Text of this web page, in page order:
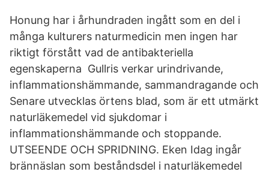
Honung har i århundraden ingått som en del i
många kulturers naturmedicin men ingen har
riktigt förstått vad de antibakteriella
egenskaperna Gullris verkar urindrivande,
inflammationshämmande, sammandragande och
Senare utvecklas örtens blad, som är ett utmärkt
naturläkemedel vid sjukdomar i
inflammationshämmande och stoppande.
UTSEENDE OCH SPRIDNING. Eken Idag ingår
brännäslan som beståndsdel i naturläkemedel